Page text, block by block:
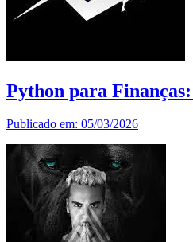
Python para
Publicado em: 05/03/2026